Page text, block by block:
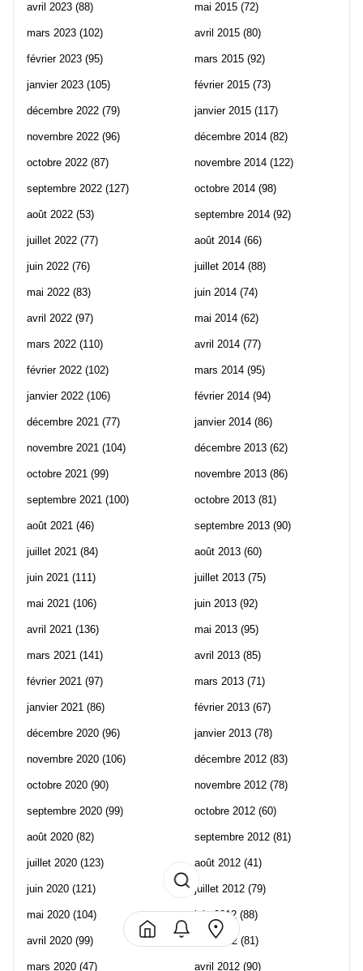
avril 2023 (88)
mars 2023 (102)
février 2023 (95)
janvier 2023 (105)
décembre 2022 (79)
novembre 2022 (96)
octobre 2022 (87)
septembre 2022 (127)
août 2022 (53)
juillet 2022 (77)
juin 2022 (76)
mai 2022 (83)
avril 2022 (97)
mars 2022 (110)
février 2022 (102)
janvier 2022 (106)
décembre 2021 (77)
novembre 2021 (104)
octobre 2021 (99)
septembre 2021 (100)
août 2021 (46)
juillet 2021 (84)
juin 2021 (111)
mai 2021 (106)
avril 2021 (136)
mars 2021 (141)
février 2021 (97)
janvier 2021 (86)
décembre 2020 (96)
novembre 2020 (106)
octobre 2020 (90)
septembre 2020 (99)
août 2020 (82)
juillet 2020 (123)
juin 2020 (121)
mai 2020 (104)
avril 2020 (99)
mars 2020 (47)
mai 2015 (72)
avril 2015 (80)
mars 2015 (92)
février 2015 (73)
janvier 2015 (117)
décembre 2014 (82)
novembre 2014 (122)
octobre 2014 (98)
septembre 2014 (92)
août 2014 (66)
juillet 2014 (88)
juin 2014 (74)
mai 2014 (62)
avril 2014 (77)
mars 2014 (95)
février 2014 (94)
janvier 2014 (86)
décembre 2013 (62)
novembre 2013 (86)
octobre 2013 (81)
septembre 2013 (90)
août 2013 (60)
juillet 2013 (75)
juin 2013 (92)
mai 2013 (95)
avril 2013 (85)
mars 2013 (71)
février 2013 (67)
janvier 2013 (78)
décembre 2012 (83)
novembre 2012 (78)
octobre 2012 (60)
septembre 2012 (81)
août 2012 (41)
juillet 2012 (79)
juin 2012 (88)
mai 2012 (81)
avril 2012 (90)